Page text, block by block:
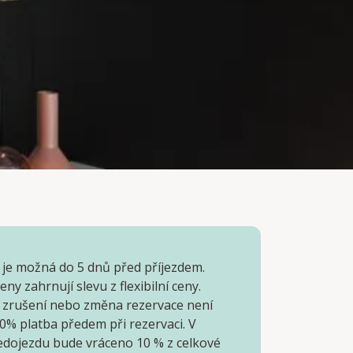
je možná do 5 dnů před příjezdem.
zahrnují slevu z flexibilní ceny.
nebo změna rezervace není
platba předem při rezervaci. V
bude vráceno 10 % z celkové